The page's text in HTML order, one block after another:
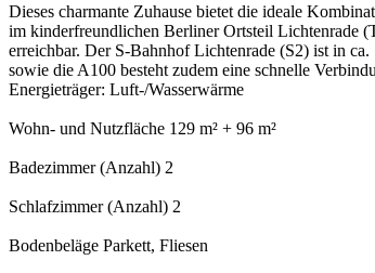
Dieses charmante Zuhause bietet die ideale
im kinderfreundlichen Berliner Ortsteil Lichtenrade
erreichbar. Der S-Bahnhof Lichtenrade (S2) ist in
sowie die A100 besteht zudem eine schnelle
Energieträger: Luft-/Wasserwärme
Wohn- und Nutzfläche 129 m² + 96 m²
Badezimmer (Anzahl) 2
Schlafzimmer (Anzahl) 2
Bodenbeläge Parkett, Fliesen